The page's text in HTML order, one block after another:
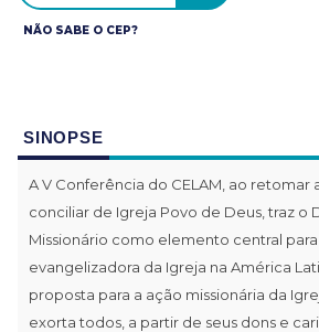
NÃO SABE O CEP?
SINOPSE
A V Conferência do CELAM, ao retomar
conciliar de Igreja Povo de Deus, traz o
Missionário como elemento central
evangelizadora da Igreja na América
proposta para a ação missionária da
exorta todos, a partir de seus dons e